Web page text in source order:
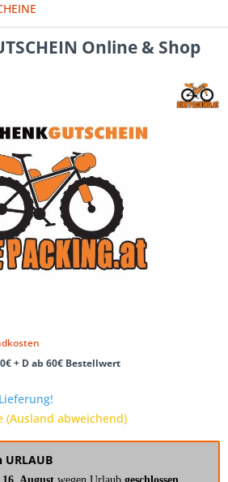
Online & Shop
+ D ab 60€ Bestellwert
(Ausland abweichend)